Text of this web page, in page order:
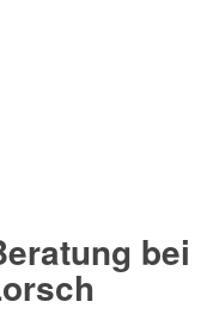
bei